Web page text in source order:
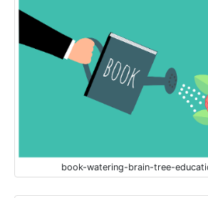
book-watering-brain-tree-